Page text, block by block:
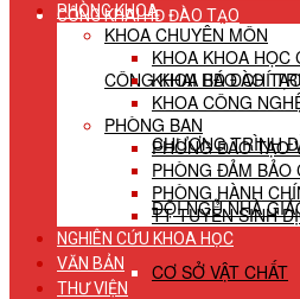
CÔNG KHAI HĐ ĐÀO TẠO
CÔNG KHAI HĐ ĐÀO
CHƯƠNG TRÌNH
ĐỘI NGŨ NHÀ
CƠ SỞ VẬT CHẤT
PHÒNG KHOA
KHOA CHUYÊN MÔN
KHOA KHOA HỌC
KHOA BÁO CHÍ
KHOA CÔNG
PHÒNG BAN
PHÒNG ĐÀO TẠO
PHÒNG ĐẢM BẢO
PHÒNG HÀNH
TT TUYỂN SINH
NGHIÊN CỨU KHOA HỌC
VĂN BẢN
THƯ VIỆN